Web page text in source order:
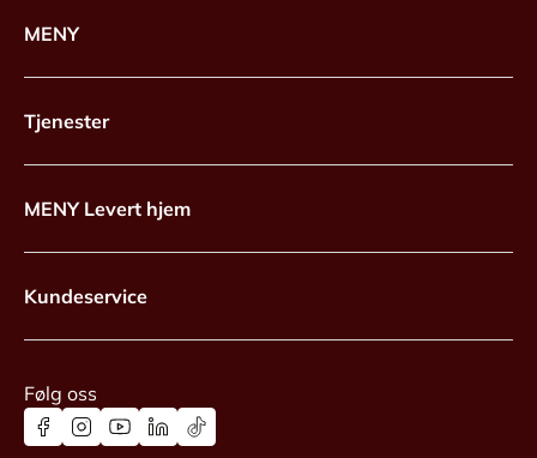
MENY
Tjenester
MENY Levert hjem
Kundeservice
Følg oss